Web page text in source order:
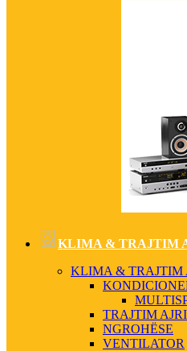
KLIMA & TRAJTIM
KLIMA & TRAJTIM
TRAJTIM AJRI
NGROHËSE
VENTILATOR